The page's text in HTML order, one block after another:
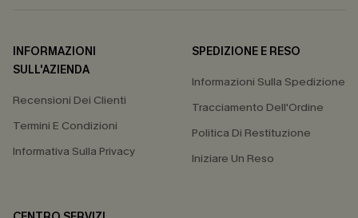
INFORMAZIONI
SULL'AZIENDA
Recensioni Dei Clienti
Termini E Condizioni
Informativa Sulla Privacy
SPEDIZIONE E RESO
Informazioni Sulla Spedizione
Tracciamento Dell'Ordine
Politica Di Restituzione
Iniziare Un Reso